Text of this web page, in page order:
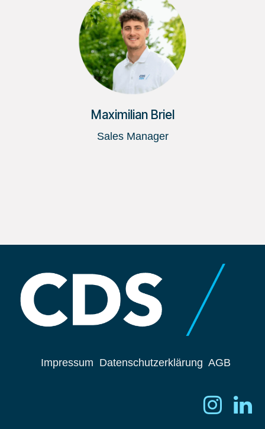
Maximilian Briel
Sales Manager
Impressum Datenschutzerklärung AGB